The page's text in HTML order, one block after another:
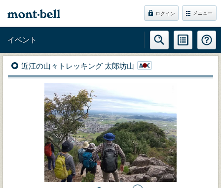
ログイン メニュー
イベント
近江の山々トレッキング 太郎坊山